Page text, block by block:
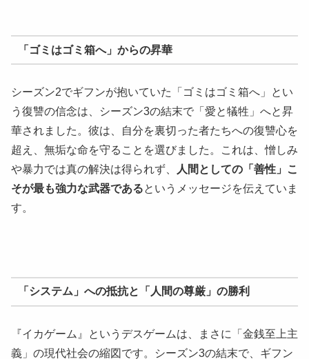
「ゴミはゴミ箱へ」からの昇華
シーズン2でギフンが抱いていた「ゴミはゴミ箱へ」とい
う復讐の信念は、シーズン3の結末で「愛と犠牲」へと昇
華されました。彼は、自分を裏切った者たちへの復讐心を
超え、無垢な命を守ることを選びました。これは、憎しみ
や暴力では真の解決は得られず、
人間としての「善性」こ
そが最も強力な武器であるというメッセージを伝えていま
す。
「システム」への抵抗と「人間の尊厳」の勝利
『イカゲーム』というデスゲームは、まさに「金銭至上主
義」の現代社会の縮図です。シーズン3の結末で、ギフン